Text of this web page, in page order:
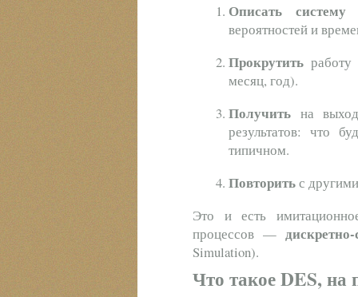
Описать систему
вероятностей и
Прокрутить
месяц, год).
Получить на
результатов: что
типичном.
Повторитьс
Это и есть
процессов —
Simulation).
Что такое DES, на